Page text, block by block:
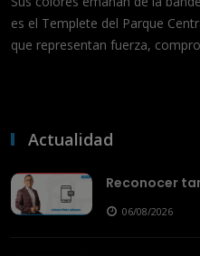
es el Templete del Parque
que representan fuerza,
Actualidad
Reconocer
06/08/2026